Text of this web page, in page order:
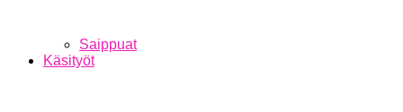
Saippuat
Käsityöt